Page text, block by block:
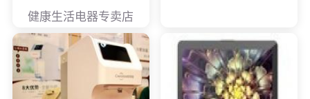
健康生活电器专卖店